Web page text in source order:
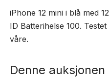
iPhone 12 mini i blå med
ID Batterihelse 100.
våre.
Denne